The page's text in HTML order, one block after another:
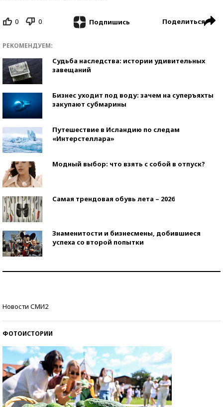
0 0 Подпишись Поделиться
РЕКОМЕНДУЕМ:
Судьба наследства: истории удивительных
завещаний
Бизнес уходит под воду: зачем на суперъяхты
закупают субмарины
Путешествие в Исландию по следам
«Интерстеллара»
Модный выбор: что взять с собой в отпуск?
Самая трендовая обувь лета – 2026
Знаменитости и бизнесмены, добившиеся
успеха со второй попытки
Новости СМИ2
ФОТОИСТОРИИ